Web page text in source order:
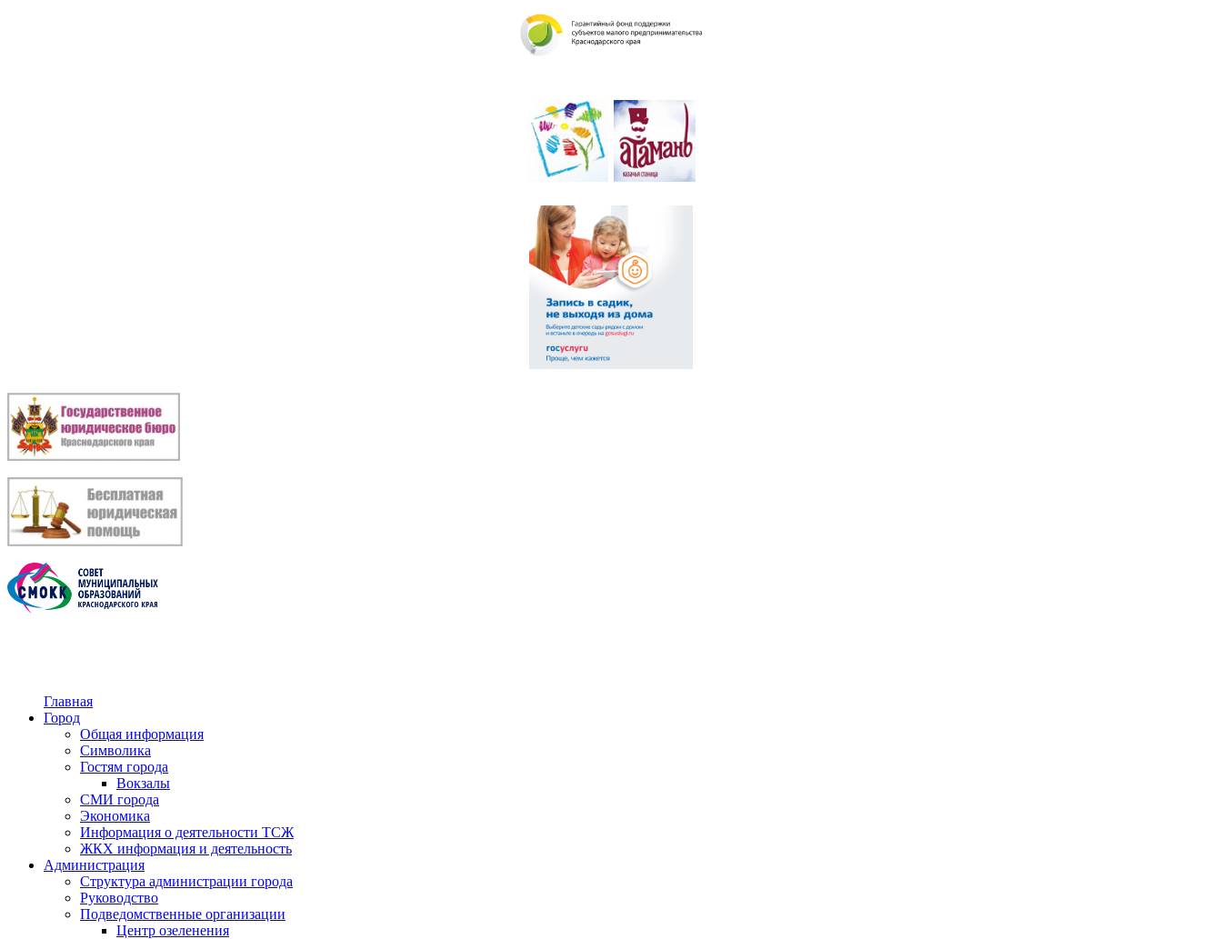
Главная
Город
Общая информация
Символика
Гостям города
Вокзалы
СМИ города
Экономика
Информация о деятельности ТСЖ
ЖКХ информация и деятельность
Администрация
Структура администрации города
Руководство
Подведомственные организации
Центр озеленения